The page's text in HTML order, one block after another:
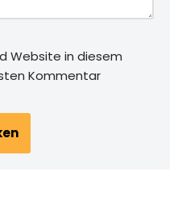
Website in diesem
Kommentar